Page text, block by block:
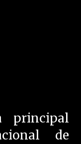
principal
de